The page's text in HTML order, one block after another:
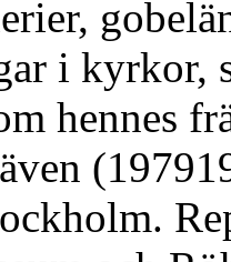
i kyrkor,
hennes